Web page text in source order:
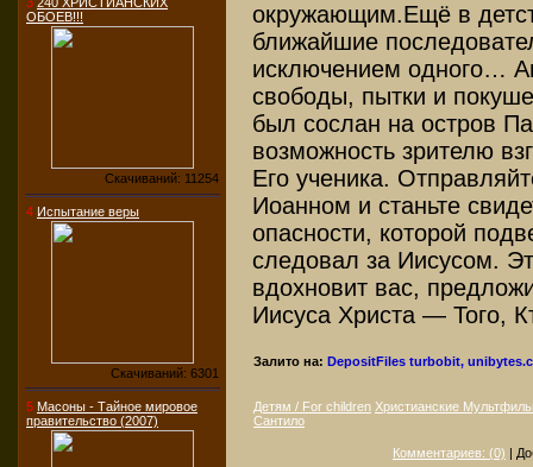
ОБОЕВ!!!
Скачиваний: 11254
4 Испытание веры
Скачиваний: 6301
5 Масоны - Тайное мировое
правительство (2007)
окружающим.Ещё в
ближайшие
исключением одного…
свободы, пытки и
был сослан на остров
возможность зрителю
Его ученика.
Иоанном и станьте
опасности, которой
следовал за Иисусом.
вдохновит вас,
Иисуса Христа — Того,
Залито на: DepositFiles turbobit,
Детям / For children Христианские
Сантило
Комментариев: (0) |